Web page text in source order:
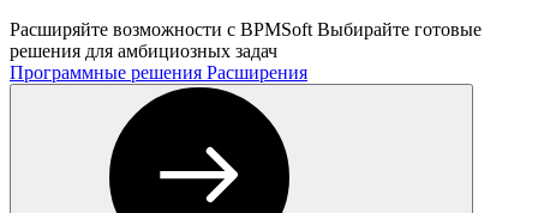
Расширяйте возможности с BPMSoft Выбирайте готовые
решения для амбициозных задач
Программные решения Расширения